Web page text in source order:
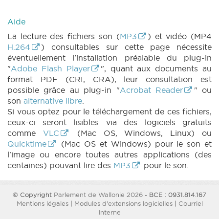
DECRET 198 N° 2 (2024-2025) (PDF)
DECRET 198 N° 3 (2024-2025) (PDF)
|
PARCHEMIN 198 (2024-2025) (PDF)
|
DECRET 199 N° 1 (2024-2025) (PDF)
|
DECRET 199 N° 2 (2024-2025) (PDF)
|
DECRET 199 N° 3 (2024-2025) (PDF)
|
PARCHEMIN 199 (2024-2025) (PDF)
|
DECRET 200 N° 1 (2024-2025) (PDF)
DECRET 200 N° 2 (2024-2025) (PDF)
|
DECRET 200 N° 3 (2024-2025) (PDF)
|
PARCHEMIN 200 (2024-2025) (PDF)
|
DECRET 202 N° 1 (2024-2025) (PDF)
|
DECRET 202 N° 1bis (2024-2025) (PDF)
|
DECRET 202 N° 2 (2024-2025) (PDF)
DECRET 202 N° 3 (2024-2025) (PDF)
PARCHEMIN 202 (2024-2025) (PDF)
|
DECRET 203 N° 1 (2024-2025) (PDF)
|
DECRET 203 N° 1bis (2024-2025) (PDF)
|
DECRET 203 N° 2 (2024-2025) (PDF)
Aide
La lecture des fichiers son (MP3
) et vidéo (MP4
H.264
) consultables sur cette page nécessite
éventuellement l'installation préalable du plug-in
"Adobe Flash Player
", quant aux documents au
format PDF (CRI, CRA), leur consultation est
possible grâce au plug-in "Acrobat Reader
" ou
son alternative libre.
Si vous optez pour le téléchargement de ces fichiers,
ceux-ci seront lisibles via des logiciels gratuits
comme VLC
(Mac OS, Windows, Linux) ou
Quicktime
(Mac OS et Windows) pour le son et
l'image ou encore toutes autres applications (des
centaines) pouvant lire des MP3 pour le son.
© Copyright Parlement de Wallonie 2026 - BCE : 0931.814.167
Mentions légales| Modules d'extensions logicielles| Courriel
interne